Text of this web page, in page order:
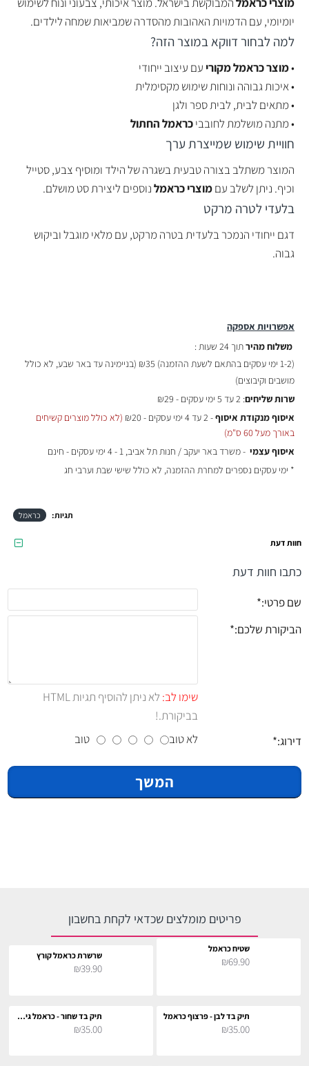
אפשרויות אספקה
משלוח מהירתוך 24 שעות :
(1-2 ימי עסקים בהתאם לשעת ההזמנה)
₪35 (בניימינה עד באר שבע, לא כולל
מושבים וקיבוצים)
שרות שליחים: 2 עד 5 ימי עסקים - ₪29
איסוף מנקודת איסוף- 2 עד 4 ימי עסקים - ₪20
(לא כולל מוצרים קשיחים
באורך מעל 60 ס"מ)
איסוף עצמי - משרד באר יעקב / חנות תל אביב, 1 - 4 ימי עסקים - חינם
* ימי עסקים נספרים למחרת ההזמנה, לא כולל שישי שבת וערבי חג
יומיומי, עם הדמויות האהובות מהסדרה שמביאות שמחה לילדים.
למה לבחור דווקא במוצר הזה?
•מוצר כראמל מקורי עם עיצוב ייחודי
• איכות גבוהה ונוחות שימוש מקסימלית
• מתאים לבית, לבית ספר ולגן
• מתנה מושלמת לחובביכראמל החתול
חוויית שימוש שמייצרת ערך
המוצר משתלב בצורה טבעית בשגרה של הילד ומוסיף צבע, סטייל
וכיף. ניתן לשלב עםמוצרי כראמלנוספים ליצירת סט מושלם.
בלעדי לטרה מרקט
דגם ייחודי הנמכר בלעדית בטרה מרקט, עם מלאי מוגבל וביקוש
גבוה.
תגיות: כראמל
חוות דעת
כתבו חוות דעת
שם פרטי:
הביקורת שלכם:
שימו לב:
לא ניתן להוסיף תגיות HTML
בביקורת.!
דירוג:
לא טוב טוב
המשך
פריטים מומלצים שכדאי לקחת בחשבון
שטיח כראמל
₪69.90 שרשרת כראמל קורץ
₪39.90
תיק בד לבן - פרצוף כראמל
₪35.00
תיק בד שחור - כראמל גיטריסט
₪35.00